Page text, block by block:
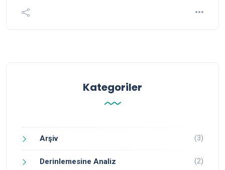
Kategoriler
Arşiv (3)
Derinlemesine Analiz (2)